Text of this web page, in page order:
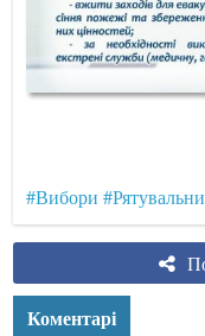
#Вибори
Коментарі